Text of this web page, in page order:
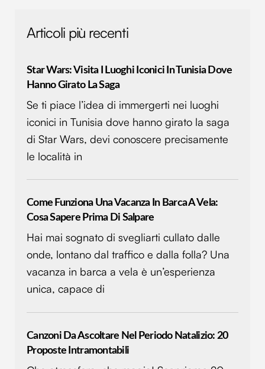
Articoli più recenti
Star Wars: Visita I Luoghi Iconici In Tunisia Dove
Hanno Girato La Saga
Se ti piace l’idea di immergerti nei luoghi
iconici in Tunisia dove hanno girato la saga
di Star Wars, devi conoscere precisamente
le località in
Come Funziona Una Vacanza In Barca A Vela:
Cosa Sapere Prima Di Salpare
Hai mai sognato di svegliarti cullato dalle
onde, lontano dal traffico e dalla folla? Una
vacanza in barca a vela è un’esperienza
unica, capace di
Canzoni Da Ascoltare Nel Periodo Natalizio: 20
Proposte Intramontabili